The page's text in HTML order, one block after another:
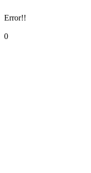
Error!!
0